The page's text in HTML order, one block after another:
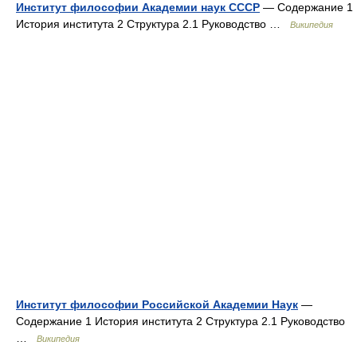
Институт философии Академии наук СССР — Содержание 1
История института 2 Структура 2.1 Руководство …
Википедия
Институт философии Российской Академии Наук —
Содержание 1 История института 2 Структура 2.1 Руководство
Википедия